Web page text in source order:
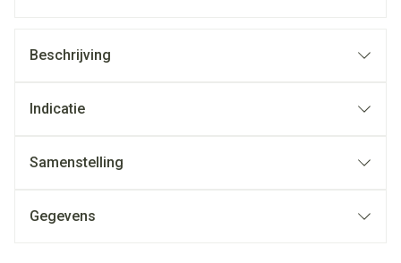
Beschrijving
Indicatie
Samenstelling
Gegevens